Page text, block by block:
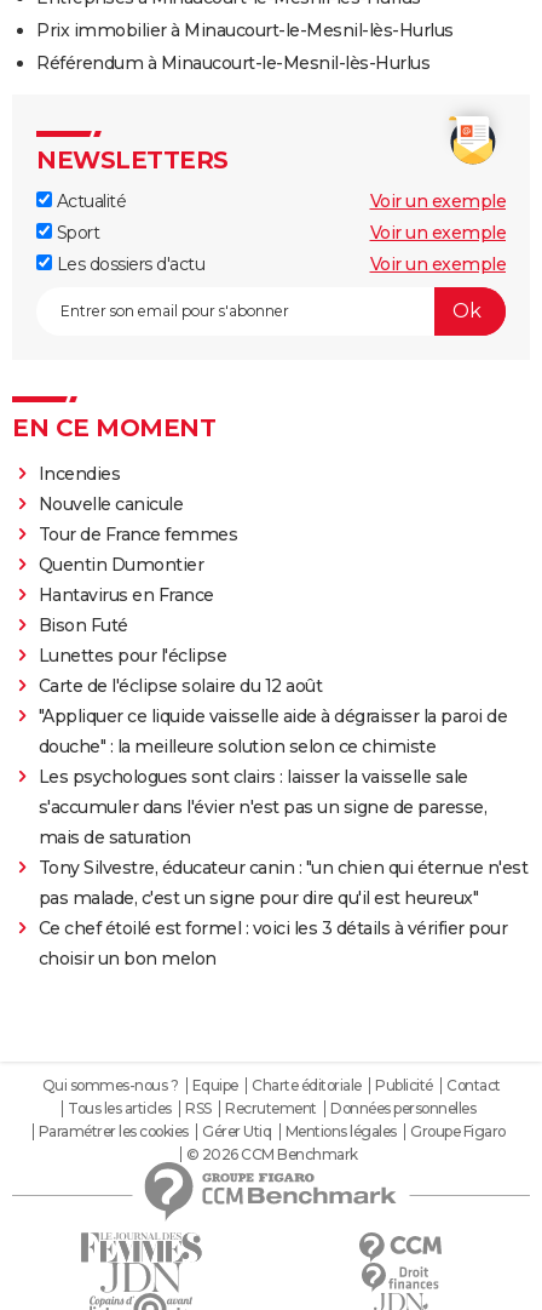
Prix immobilier à Minaucourt-le-Mesnil-lès-Hurlus
Référendum à Minaucourt-le-Mesnil-lès-Hurlus
NEWSLETTERS
Actualité
Voir un exemple
Sport
Voir un exemple
Les dossiers d'actu
Voir un exemple
EN CE MOMENT
Incendies
Nouvelle canicule
Tour de France femmes
Quentin Dumontier
Hantavirus en France
Bison Futé
Lunettes pour l'éclipse
Carte de l'éclipse solaire du 12 août
"Appliquer ce liquide vaisselle aide à dégraisser la paroi de
douche" : la meilleure solution selon ce chimiste
Les psychologues sont clairs : laisser la vaisselle sale
s'accumuler dans l'évier n'est pas un signe de paresse,
mais de saturation
Tony Silvestre, éducateur canin : "un chien qui éternue n'est
pas malade, c'est un signe pour dire qu'il est heureux"
Ce chef étoilé est formel : voici les 3 détails à vérifier pour
choisir un bon melon
Qui sommes-nous ? Equipe Charte éditoriale Publicité
Contact
Tous les articles
RSS Recrutement
Données personnelles
Paramétrer les cookies
Gérer Utiq Mentions légales
Groupe Figaro
© 2026 CCM Benchmark